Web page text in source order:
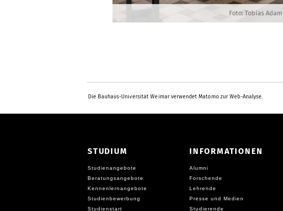
Foto: Tobias Adam
Die Bauhaus-Universität Weimar verwendet Matomo zur Web-Analyse.
STUDIUM
Studienangebote
Beratungsangebote
Kennenlernangebote
Studienbewerbung
Studienstart
INFORMATIONEN
Alumni
Forschende
Lehrende
Presse und Medien
Studierende